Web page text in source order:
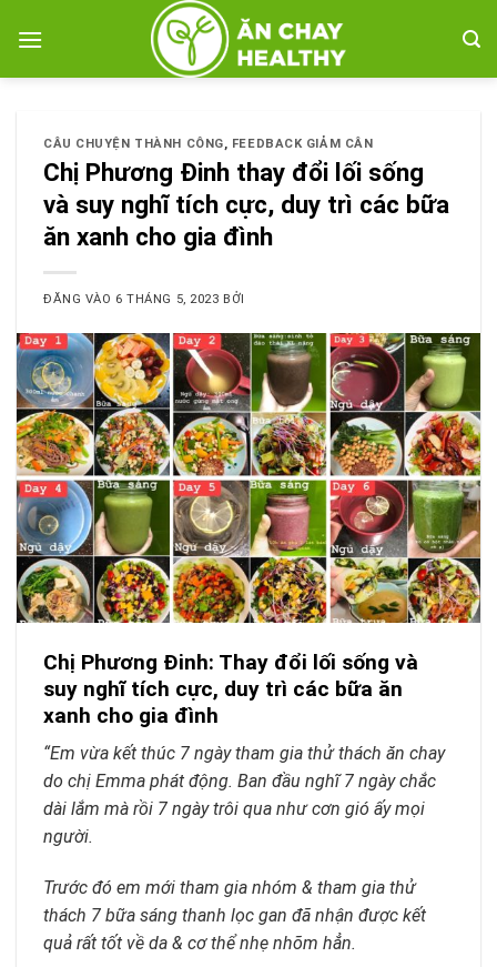
qua
CÂU CHUYỆN THÀNH CÔNG, FEEDBACK GIẢM CÂN
Chị Phương Đinh thay đổi lối sống
và suy nghĩ tích cực, duy trì các bữa
ăn xanh cho gia đình
ĐĂNG VÀO 6 THÁNG 5, 2023 BỞI
Chị Phương Đinh: Thay đổi lối sống và
suy nghĩ tích cực, duy trì các bữa ăn
xanh cho gia đình
“Em vừa kết thúc 7 ngày tham gia thử thách ăn chay
do chị Emma phát động. Ban đầu nghĩ 7 ngày chắc
dài lắm mà rồi 7 ngày trôi qua như cơn gió ấy mọi
người.
Trước đó em mới tham gia nhóm & tham gia thử
thách 7 bữa sáng thanh lọc gan đã nhận được kết
quả rất tốt về da & cơ thể nhẹ nhõm hẳn.